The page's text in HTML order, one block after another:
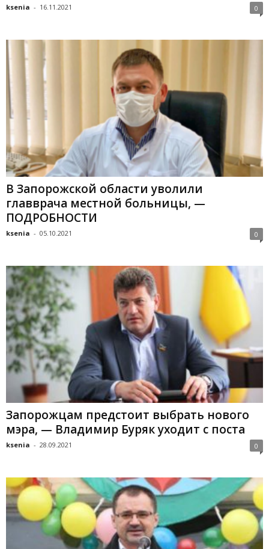
ksenia - 16.11.2021 0
В Запорожской области уволили
главврача местной больницы, —
ПОДРОБНОСТИ
ksenia - 05.10.2021 0
Запорожцам предстоит выбрать нового
мэра, — Владимир Буряк уходит с поста
ksenia - 28.09.2021 0